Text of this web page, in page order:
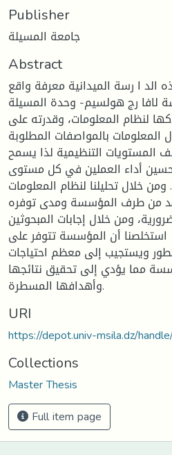
Publisher
جامعة المسيلة
Abstract
الد ا رسة المیدانیة معرفة واقع
رج هولسیم- وحدة المسیلة-،
لنظام المعلومات، وقدرته على
المعلومات بالمواصفات المطلوبة
المستویات التنظیمیة لذا یسمح
أداء العملین في كل مستوى
خلال تحلیلنا لنظام المعلومات
من طرف المؤسسة ومدى توفره
ومن خلال إجابات المبحوثین
استخلصنا أن المؤسسة تتوفر على
ویستجیب إلى معظم احتیاجات
مما یؤدي إلى تحقیق نتائجها
وأهدافها المسطرة.
URI
https://depot.univ-msila.dz/
Collections
Master Thesis
Full item page